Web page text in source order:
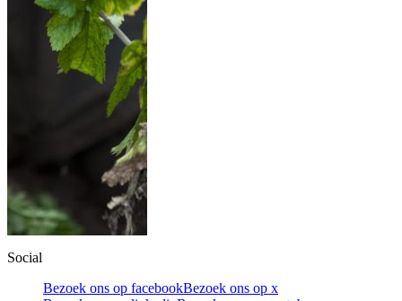
Social
Bezoek ons op facebookBezoek ons op x